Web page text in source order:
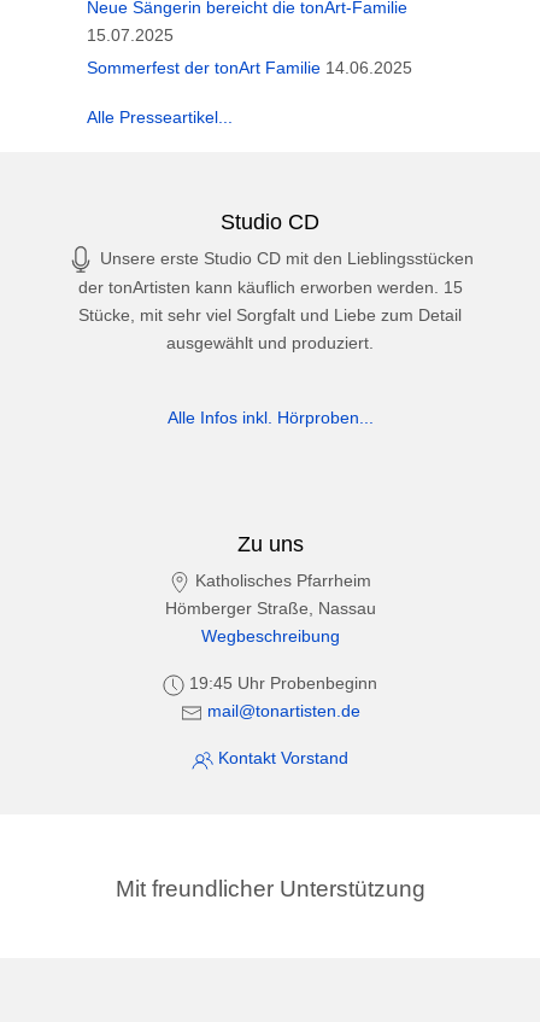
Neue Sängerin bereicht die tonArt-Familie
15.07.2025
Sommerfest der tonArt Familie 14.06.2025
Alle Presseartikel...
Studio CD
Unsere erste Studio CD mit den Lieblingsstücken
der tonArtisten kann käuflich erworben werden. 15
Stücke, mit sehr viel Sorgfalt und Liebe zum Detail
ausgewählt und produziert.
Alle Infos inkl. Hörproben...
Zu uns
Katholisches Pfarrheim
Hömberger Straße, Nassau
Wegbeschreibung
19:45 Uhr Probenbeginn
mail@tonartisten.de
Kontakt Vorstand
Mit freundlicher Unterstützung